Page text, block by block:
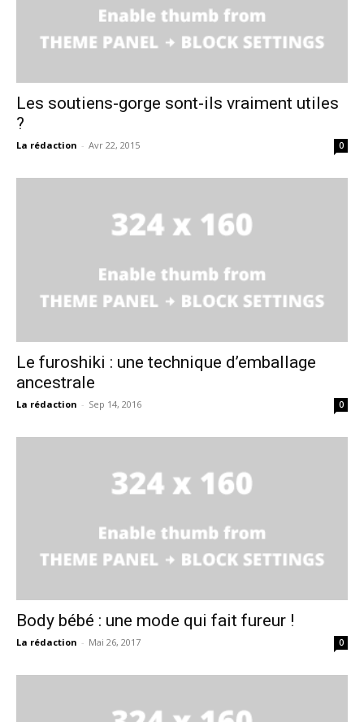
Les soutiens-gorge sont-ils vraiment utiles
?
La rédaction - Avr 22, 2015 0
Le furoshiki : une technique d’emballage
ancestrale
La rédaction - Sep 14, 2016 0
Body bébé : une mode qui fait fureur !
La rédaction - Mai 26, 2017 0